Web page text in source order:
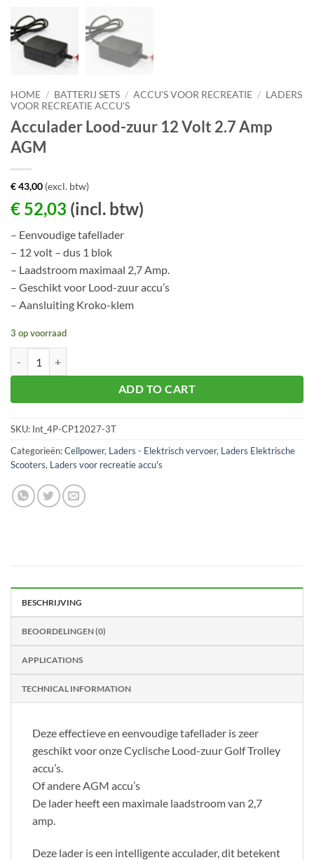
HOME / BATTERIJ SETS / ACCU'S VOOR RECREATIE / LADERS
VOOR RECREATIE ACCU'S
Acculader Lood-zuur 12 Volt 2.7 Amp
AGM
€43,00 (excl. btw)
€ 52,03 (incl. btw)
– Eenvoudige tafellader
– 12 volt – dus 1 blok
– Laadstroom maximaal 2,7 Amp.
– Geschikt voor Lood-zuur accu’s
– Aansluiting Kroko-klem
3 op voorraad
ADD TO CART
SKU: Int_4P-CP12027-3T
Categorieën:Cellpower, Laders - Elektrisch vervoer, Laders Elektrische
Scooters, Laders voor recreatie accu's
BESCHRIJVING
BEOORDELINGEN (0)
APPLICATIONS
TECHNICAL INFORMATION
Deze effectieve en eenvoudige tafellader is zeer
geschikt voor onze Cyclische Lood-zuur Golf Trolley
accu’s.
Of andere AGM accu’s
De lader heeft een maximale laadstroom van 2,7
amp.
Deze lader is een intelligente acculader, dit betekent